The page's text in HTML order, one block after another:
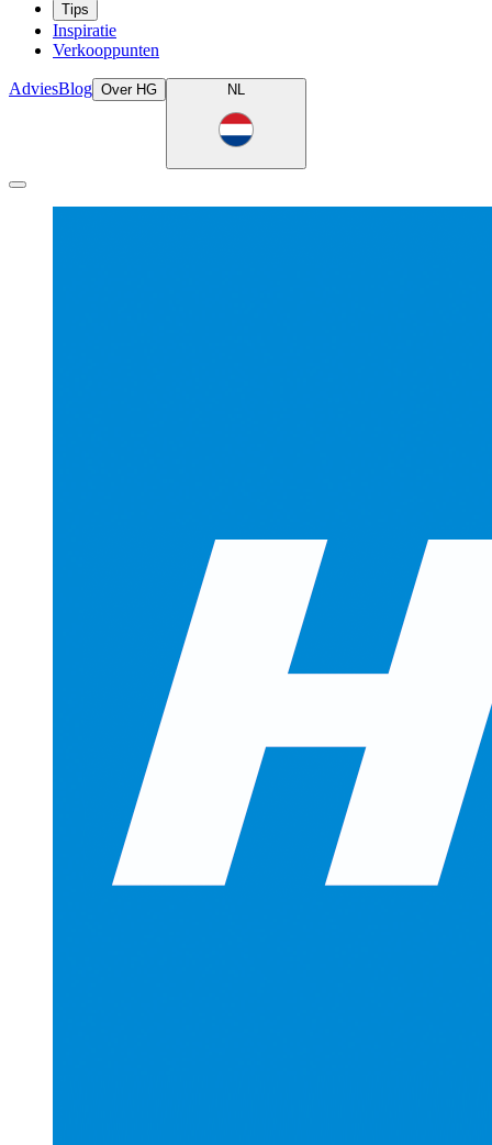
Tips
Inspiratie
Verkooppunten
AdviesBlog Over HG NL